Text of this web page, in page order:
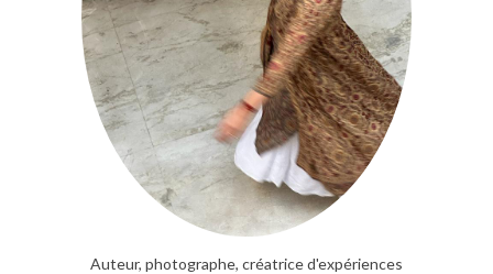
Auteur, photographe, créatrice d'expériences